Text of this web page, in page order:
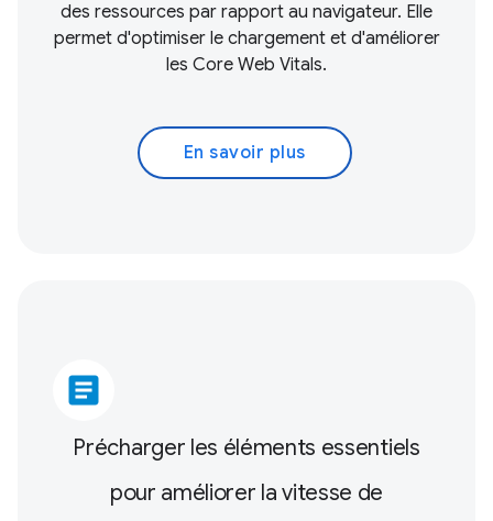
des ressources par rapport au navigateur. Elle
permet d'optimiser le chargement et d'améliorer
les Core Web Vitals.
En savoir plus
article
Précharger les éléments essentiels
pour améliorer la vitesse de